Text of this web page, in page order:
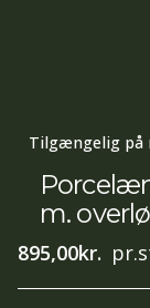
Tilgængelig på
m.
895,00kr.